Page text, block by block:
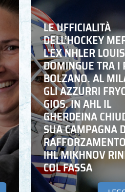
LE UFFICIALITÀ
DELL’HOCKEY
L’EX NHLER LOUIS
DOMINGUE TRA I
BOLZANO. AL
GLI AZZURRI
GIOS. IN AHL IL
GHERDEINA
SUA CAMPAGNA
IHL MIKHNOV
COL FASSA